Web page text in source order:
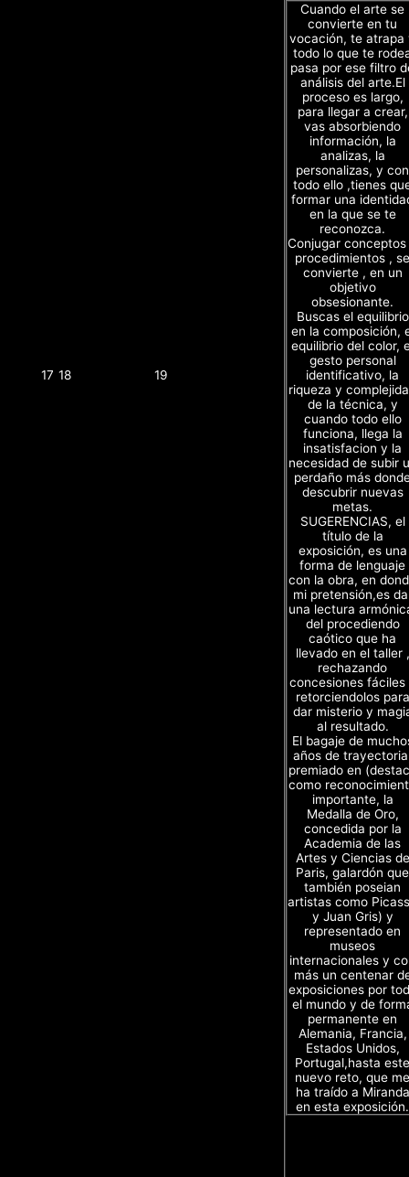
17 18 19
Cuando el arte se
convierte en tu
vocación, te atrapa
todo lo que te
pasa por ese filtro
análisis del arte.El
proceso es largo,
para llegar a crear,
vas absorbiendo
información, la
analizas, la
personalizas, y con
todo ello ,tienes
formar una
en la que se te
reconozca.
Conjugar
procedimientos , se
convierte , en un
objetivo
obsesionante.
Buscas el equilibrio
en la composición,
equilibrio del color,
gesto personal
identificativo, la
riqueza y
de la técnica, y
cuando todo ello
funciona, llega la
insatisfacion y la
necesidad de subir
perdaño más
descubrir nuevas
metas.
SUGERENCIAS, el
título de la
exposición, es una
forma de lenguaje
con la obra, en
mi pretensión,es
una lectura
del procediendo
caótico que ha
llevado en el taller ,
rechazando
concesiones fáciles
retorciendolos para
dar misterio y
al resultado.
El bagaje de
años de
premiado en
como
importante, la
Medalla de Oro,
concedida por la
Academia de las
Artes y Ciencias de
Paris, galardón que
también poseian
artistas como
y Juan Gris) y
representado en
museos
internacionales y
más un centenar
exposiciones por
el mundo y de
permanente en
Alemania, Francia,
Estados Unidos,
Portugal,hasta este
nuevo reto, que me
ha traído a Miranda
en esta exposición.